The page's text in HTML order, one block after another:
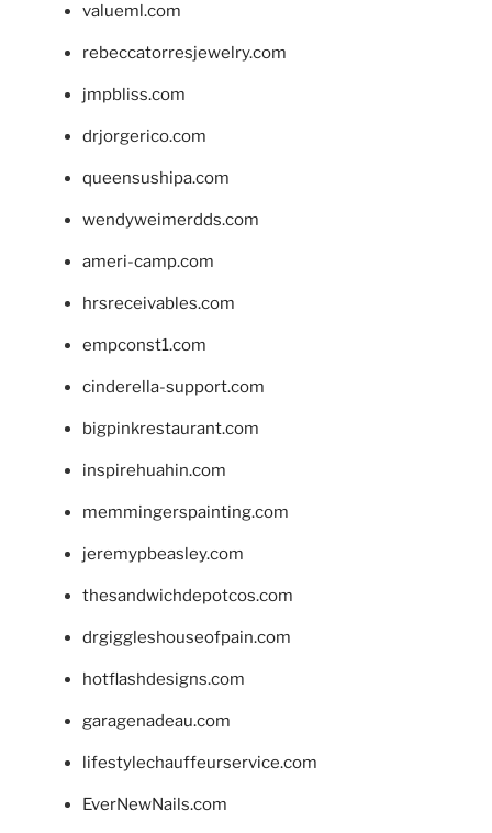
valueml.com
rebeccatorresjewelry.com
jmpbliss.com
drjorgerico.com
queensushipa.com
wendyweimerdds.com
ameri-camp.com
hrsreceivables.com
empconst1.com
cinderella-support.com
bigpinkrestaurant.com
inspirehuahin.com
memmingerspainting.com
jeremypbeasley.com
thesandwichdepotcos.com
drgiggleshouseofpain.com
hotflashdesigns.com
garagenadeau.com
lifestylechauffeurservice.com
EverNewNails.com